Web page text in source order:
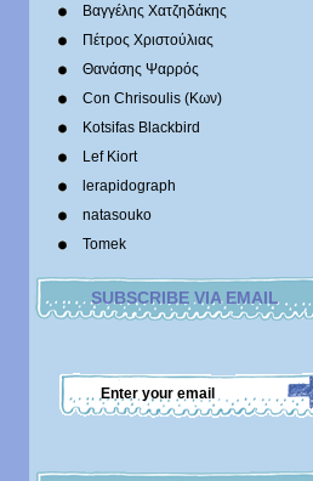
Βαγγέλης Χατζηδάκης
Πέτρος Χριστούλιας
Θανάσης Ψαρρός
Con Chrisoulis (Κων)
Kotsifas Blackbird
Lef Kiort
lerapidograph
natasouko
Tomek
SUBSCRIBE VIA EMAIL